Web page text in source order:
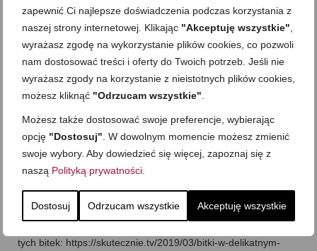
zapewnić Ci najlepsze doświadczenia podczas korzystania z
naszej strony internetowej. Klikając "Akceptuję wszystkie"
wyrażasz zgodę na wykorzystanie plików cookies, co pozwoli
nam dostosować treści i oferty do Twoich potrzeb. Jeśli nie
wyrażasz zgody na korzystanie z nieistotnych plików cookies,
możesz kliknąć "Odrzucam wszystkie"
Możesz także dostosować swoje preferencje, wybierając
opcję "Dostosuj" . W dowolnym momencie możesz zmienić
swoje wybory. Aby dowiedzieć się więcej, zapoznaj się z
naszą Polityką prywatności
Dostosuj Odrzucam wszystkie Akceptuję wszystkie
Bulgur z boczniakami i szpinakiem w
13 MARCA 2019 zJEDEN KOMENTARZ
tych bitek: https://skutecznie.tv/2019/03/bitki-w-delikatnym-